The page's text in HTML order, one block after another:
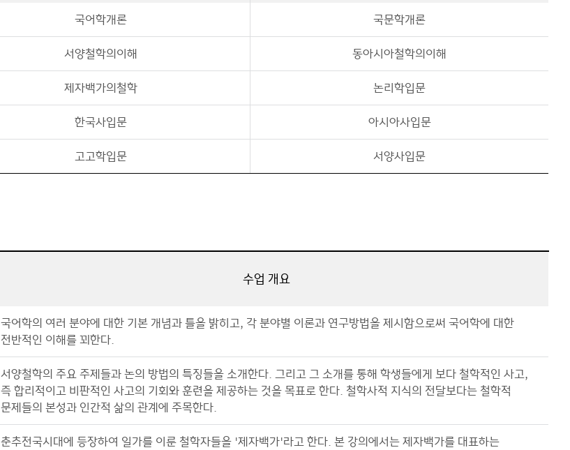
국어학개론 국문학개론
서양철학의이해 동아시아철학의이해
제자백가의철학 논리학입문
한국사입문 아시아사입문
고고학입문 서양사입문
수업 개요
국어학의 여러 분야에 대한 기본 개념과 틀을 밝히고, 각 분야별 이론과 연구방법을 제시함으로써 국어학에 대한
전반적인 이해를 꾀한다.
서양철학의 주요 주제들과 논의 방법의 특징들을 소개한다. 그리고 그 소개를 통해 학생들에게 보다 철학적인 사고,
즉 합리적이고 비판적인 사고의 기회와 훈련을 제공하는 것을 목표로 한다. 철학사적 지식의 전달보다는 철학적
문제들의 본성과 인간적 삶의 관계에 주목한다.
춘추전국시대에 등장하여 일가를 이룬 철학자들을 '제자백가'라고 한다. 본 강의에서는 제자백가를 대표하는